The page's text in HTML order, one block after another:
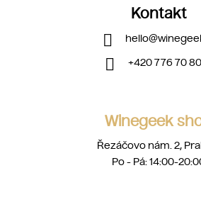
Kontakt
hello@
+420 776 70
Winegeek
Řezáčovo nám. 2,
Po - Pá: 14:00-